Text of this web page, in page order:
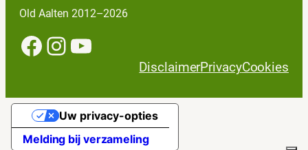
Old Aalten 2012–2026
Facebook InstagramYouTube
DisclaimerPrivacyCookies
Melding bij verzameling
Uw privacy-opties